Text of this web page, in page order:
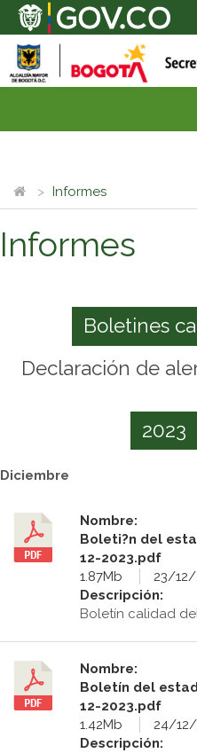
Informes
Informes
Boletines
Declaración de
2023
Diciembre
Nombre:
Boleti?n del
12-2023.pdf
1.87Mb
23/12/
Descripción:
Boletín calidad
Nombre:
Boletín del
12-2023.pdf
1.42Mb
24/12/
Descripción: